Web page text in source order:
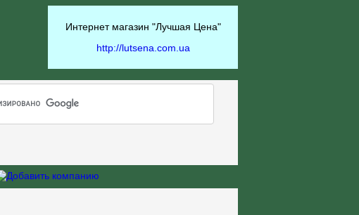
Интернет магазин "Лучшая Цена"
http://lutsena.com.ua